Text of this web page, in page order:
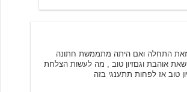
זאת התחלה ואם היתה מתממשת חתונה
אוהבת וגםזיון טוב , מה לעשות הצלחת
טוב אז לפחות תתענגי בזה